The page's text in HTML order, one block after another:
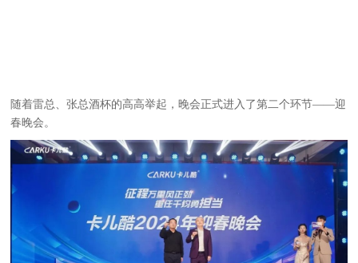
随着雷总、张总酒杯的高高举起，晚会正式进入了第二个环节——迎
春晚会。